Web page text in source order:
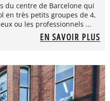
du centre de Barcelone qui
en très petits groupes de 4,
ou les professionnels ...
EN SAVOIR PLUS